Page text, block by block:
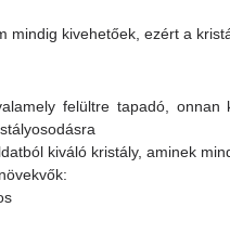
mindig kivehetőek, ezért a
felültre tapadó, onnan
kiváló kristály, aminek